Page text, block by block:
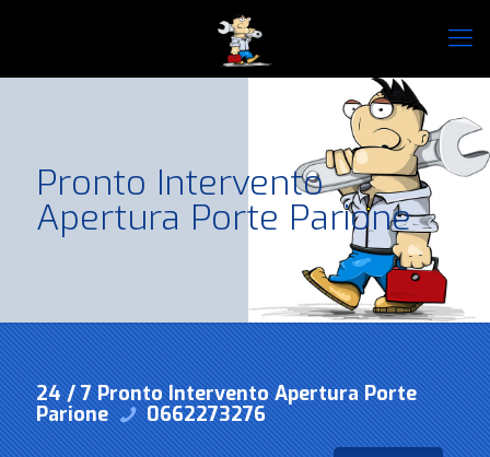
Pronto Intervento
Apertura Porte Parione
24 / 7 Pronto Intervento Apertura Porte
Parione 0662273276